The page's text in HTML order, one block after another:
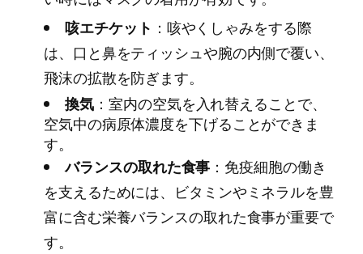
咳エチケット ：咳やくしゃみをする際
は、口と鼻をティッシュや腕の内側で覆い、
飛沫の拡散を防ぎます。
換気 ：室内の空気を入れ替えることで、
空気中の病原体濃度を下げることができま
す。
バランスの取れた食事 ：免疫細胞の働き
を支えるためには、ビタミンやミネラルを豊
富に含む栄養バランスの取れた食事が重要で
す。